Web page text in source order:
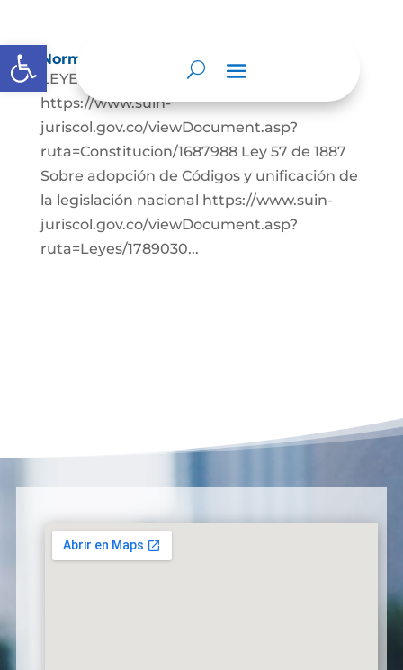
Abrir barra de herramientas
Normatividad
LEYES: Constitución Política de Colombia.
https://www.suin-
juriscol.gov.co/viewDocument.asp?
ruta=Constitucion/1687988 Ley 57 de 1887
Sobre adopción de Códigos y unificación de
la legislación nacional https://www.suin-
juriscol.gov.co/viewDocument.asp?
ruta=Leyes/1789030...